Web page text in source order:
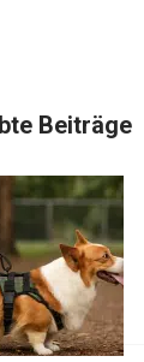
Beiträge